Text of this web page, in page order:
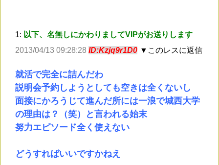
1: 以下、名無しにかわりましてVIPがお送りします
2013/04/13 09:28:28 ID:Kzjq9r1D0 ▼このレスに返信
就活で完全に詰んだわ
説明会予約しようとしても空きは全くないし
面接にかろうじて進んだ所には一浪で城西大学
の理由は？（笑）と言われる始末
努力エピソード全く使えない
どうすればいいですかねえ